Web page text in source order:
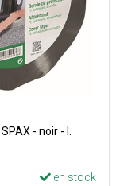
- noir - l.
en stock